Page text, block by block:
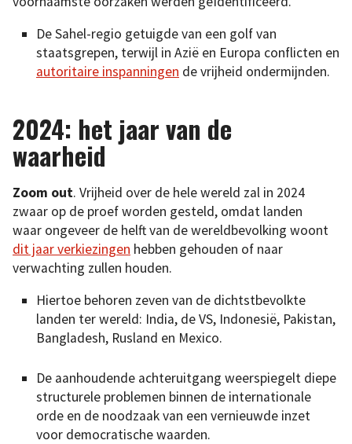
De Sahel-regio getuigde van een golf van
staatsgrepen, terwijl in Azië en Europa conflicten en
autoritaire inspanningen de vrijheid ondermijnden.
2024: het jaar van de
waarheid
Zoom out. Vrijheid over de hele wereld zal in 2024
zwaar op de proef worden gesteld, omdat landen
waar ongeveer de helft van de wereldbevolking woont
dit jaar verkiezingen hebben gehouden of naar
verwachting zullen houden.
Hiertoe behoren zeven van de dichtstbevolkte
landen ter wereld: India, de VS, Indonesië, Pakistan,
Bangladesh, Rusland en Mexico.
De aanhoudende achteruitgang weerspiegelt diepe
structurele problemen binnen de internationale
orde en de noodzaak van een vernieuwde inzet
voor democratische waarden.